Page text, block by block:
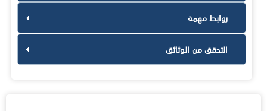
روابط مهمة
التحقق من الوثائق